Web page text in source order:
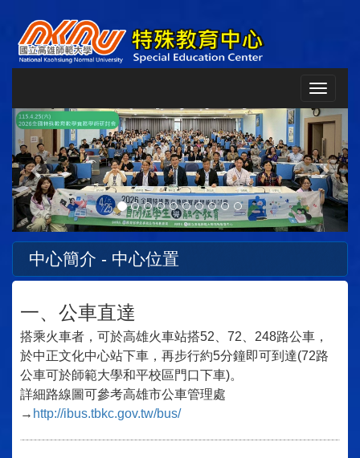
Toggle
Previous Next
中心簡介 - 中心位置
一、公車直達
搭乘火車者，可於高雄火車站搭52、72、248路公車，
於中正文化中心站下車，再步行約5分鐘即可到達(72路
公車可於師範大學和平校區門口下車)。
詳細路線圖可參考高雄市公車管理處
→ http://ibus.tbkc.gov.tw/bus/